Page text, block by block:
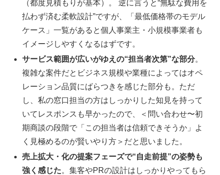
（都度見積もりが基本）。 逆に言うと“無駄な費用を
払わず済む柔軟設計”ですが、「最低価格帯のモデル
ケース」一覧があると個人事業主・小規模事業者も
イメージしやすくなるはずです。
サービス範囲が広いがゆえの“担当者次第”な部分。
複雑な案件だとビジネス規模や業種によってはオペ
レーション品質にばらつきを感じた部分も。ただ
し、私の窓口担当の方はしっかりした知見を持って
いてレスポンスも早かったので、＜問い合わせ〜初
期商談の段階で「この担当者は信頼できそうか」よ
く見極めるのが賢いやり方＞だと思いました。
売上拡大・化の提案フェーズで“自走前提”の姿勢も
強く感じた。集客やPRの設計はしっかりやってもら